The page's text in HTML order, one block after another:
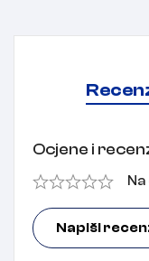
Ocjene i
Napiši